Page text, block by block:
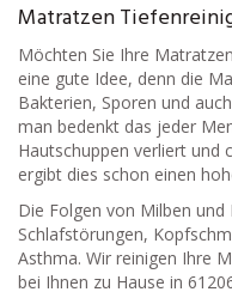
Matratzen
Möchten Sie Ihre
eine gute Idee, denn die
Bakterien, Sporen und
man bedenkt das jeder
Hautschuppen verliert und
ergibt dies schon einen
Die Folgen von Milben
Schlafstörungen,
Asthma. Wir reinigen Ihre
bei Ihnen zu Hause in